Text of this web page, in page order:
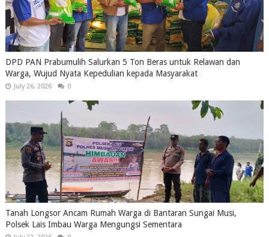
DPD PAN Prabumulih Salurkan 5 Ton Beras untuk Relawan dan
Warga, Wujud Nyata Kepedulian kepada Masyarakat
July 26, 2026 0
Tanah Longsor Ancam Rumah Warga di Bantaran Sungai Musi,
Polsek Lais Imbau Warga Mengungsi Sementara